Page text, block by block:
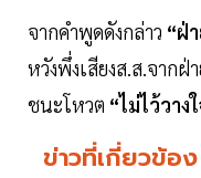
จากคำพูดดังกล่าว “ฝ่
หวังพึ่งเสียงส.ส.จาก
ชนะโหวต “ไม่ไว้วาง
ข่าวที่เกี่ยวข้อง